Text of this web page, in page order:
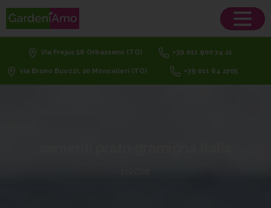
Via Frejus 56 Orbassano (TO) +39 011 900 74 21
via Bruno Buozzi, 20 Moncalieri (TO) +39 011 64 2705